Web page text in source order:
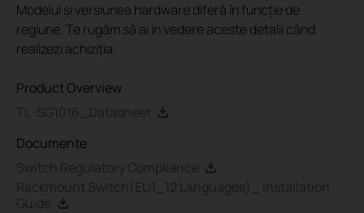
Modelul și versiunea hardware diferă în funcție de
regiune. Te rugăm să ai in vedere aceste detalii când
realizezi achiziția.
Product Overview
TL-SG1016_Datasheet
Documente
Switch Regulatory Compliance
Rackmount Switch(EU1_12 Languages)_ Installation
Guide